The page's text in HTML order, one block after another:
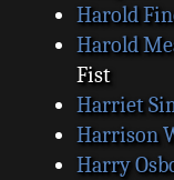
Harold
Harold
Fist
Harriet
Harrison
Harry